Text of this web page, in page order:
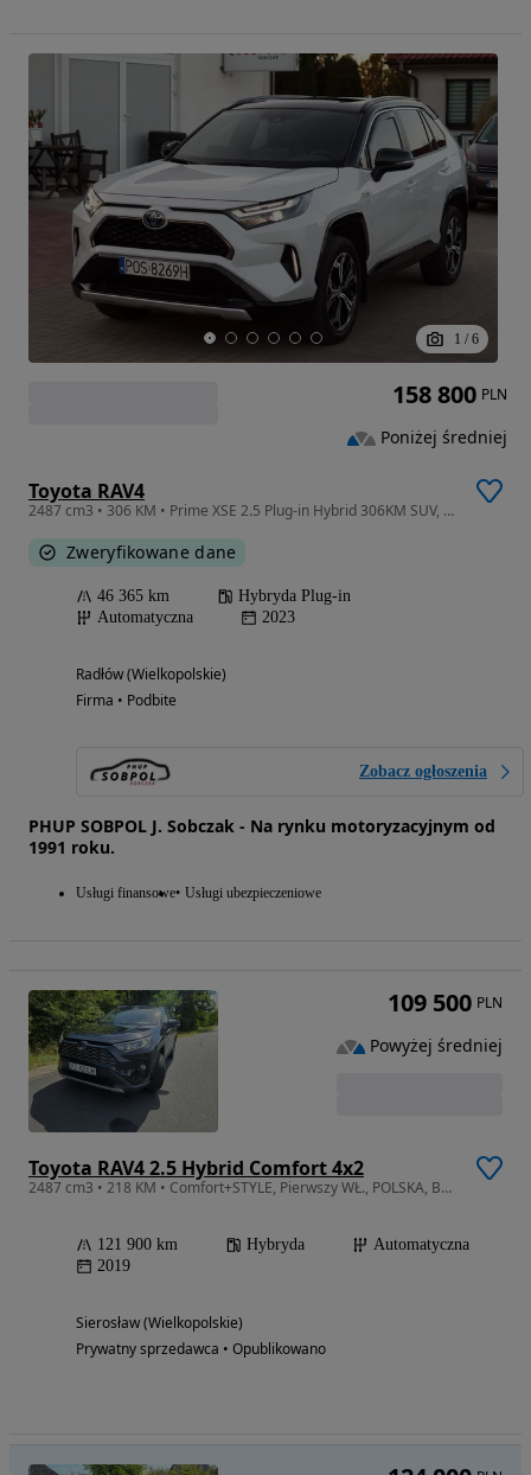
1 / 6
Toyota RAV4
2487 cm3 • 306 KM • Prime XSE 2.5 Plug-in Hybrid 306KM SUV, Full LED, Szyberdach
Zweryfikowane dane
46 365 km
Hybryda Plug-in
Automatyczna
2023
Radłów (Wielkopolskie)
Firma • Podbite
Zobacz ogłoszenia
PHUP SOBPOL J. Sobczak - Na rynku motoryzacyjnym od
1991 roku.
Usługi finansowe Usługi ubezpieczeniowe
158 800 PLN
Poniżej średniej
Toyota RAV4 2.5 Hybrid Comfort 4x2
2487 cm3 • 218 KM • Comfort+STYLE, Pierwszy WŁ., POLSKA, Bezwypadkowy, DOBRA CENA
121 900 km Hybryda
Automatyczna
2019
Sierosław (Wielkopolskie)
Prywatny sprzedawca • Opublikowano
109 500 PLN
Powyżej średniej